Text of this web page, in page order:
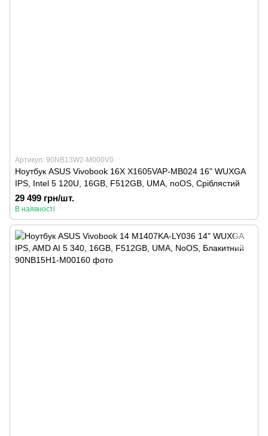
Артикул: 90NB13W2-M000V0
Ноутбук ASUS Vivobook 16X X1605VAP-MB024 16" WUXGA
IPS, Intel 5 120U, 16GB, F512GB, UMA, noOS, Сріблястий
29 499 грн/шт.
В наявності